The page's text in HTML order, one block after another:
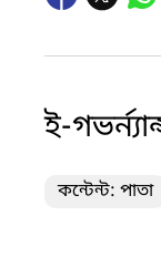
ই-
কন্টেন্ট: পাতা